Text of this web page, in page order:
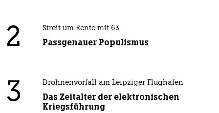
2 Streit um Rente mit 63
Passgenauer Populismus
3 Drohnenvorfall am Leipziger Flughafen
Das Zeitalter der elektronischen
Kriegsführung